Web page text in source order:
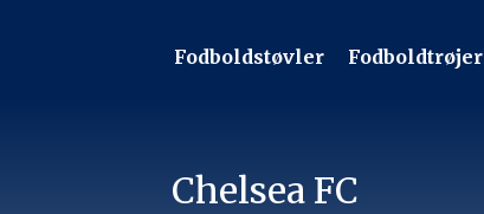
Fodboldstøvler Fodboldtrøjer
Chelsea FC